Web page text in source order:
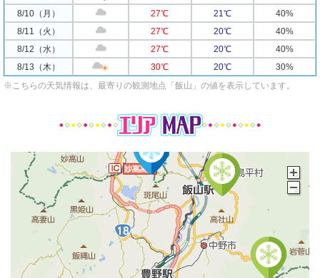
8/10（月）
27℃ 21℃
40%
8/11（火）
27℃ 20℃
40%
8/12（水）
27℃ 20℃
40%
8/13（木）
30℃ 20℃
30%
※こちらの天気情報は、最寄りの観測地点「飯山」の値を表示しています。